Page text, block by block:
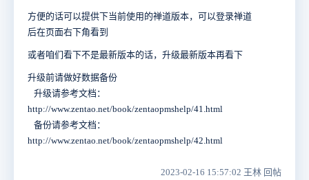
方便的话可以提供下当前使用的禅道版本，可以登录禅道
后在页面右下角看到
或者咱们看下不是最新版本的话，升级最新版本再看下
升级前请做好数据备份
升级请参考文档：
http://www.zentao.net/book/zentaopmshelp/41.html
备份请参考文档：
http://www.zentao.net/book/zentaopmshelp/42.html
2023-02-16 15:57:02 王林 回帖